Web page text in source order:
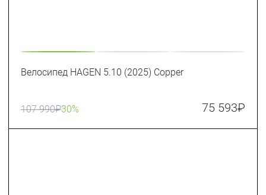
Велосипед HAGEN 5.10 (2025) Copper
107 990₽30% 75 593₽